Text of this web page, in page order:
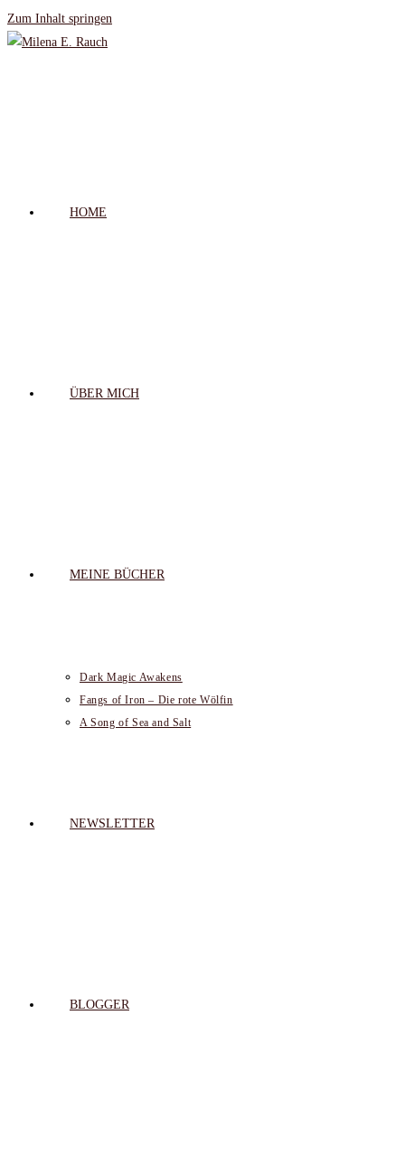
Zum Inhalt springen
HOME
ÜBER MICH
MEINE BÜCHER
Dark Magic Awakens
Fangs of Iron – Die rote Wölfin
A Song of Sea and Salt
NEWSLETTER
BLOGGER